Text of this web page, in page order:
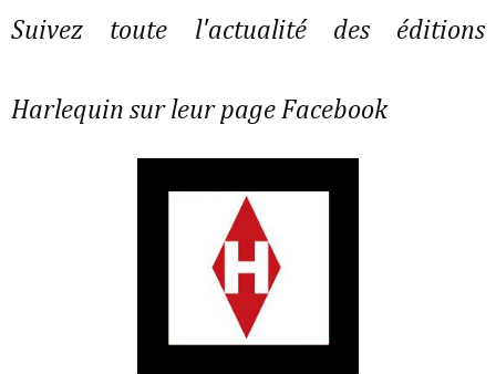
Suivez toute l'actualité des éditions
Harlequin sur leur page Facebook